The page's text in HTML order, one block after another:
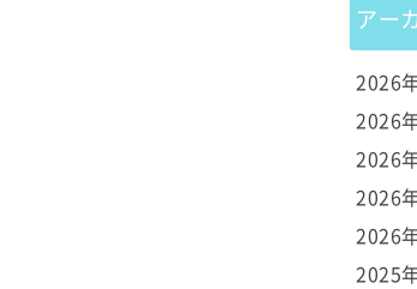
アー
2026
2026
2026
2026
2026
2025